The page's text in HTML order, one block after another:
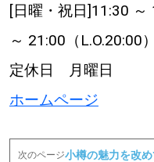
[日曜・祝日]11:30 ～
～ 21:00（L.O.20:00）
定休日 月曜日
ホームページ
次のページ小樽の魅力を改め